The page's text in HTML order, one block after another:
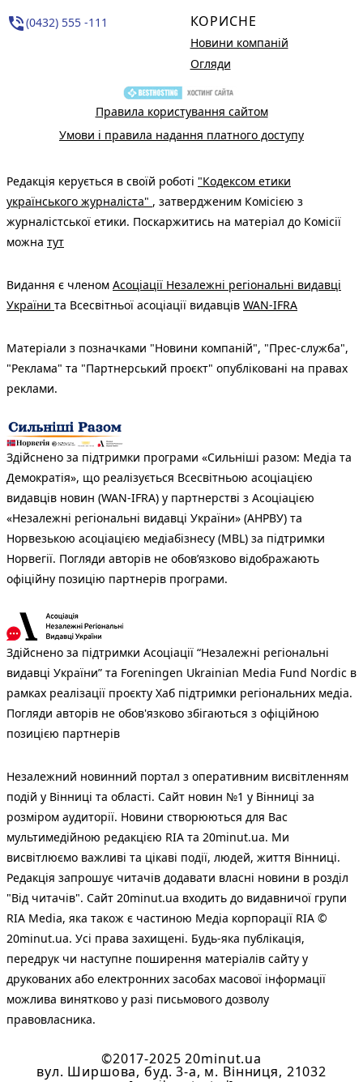
phone_in_talk(0432) 555 -111 КОРИСНЕ
Новини компаній
Огляди
Правила користування сайтом
Умови і правила надання платного доступу
Редакція керується в своїй роботі "Кодексом етики
українського журналіста" , затвердженим Комісією з
журналістської етики. Поскаржитись на матеріал до Комісії
можна тут
Видання є членом Асоціації Незалежні регіональні видавці
України та Всесвітньої асоціації видавців WAN-IFRA
Матеріали з позначками "Новини компаній", "Прес-служба",
"Реклама" та "Партнерський проєкт" опубліковані на правах
реклами.
Здійснено за підтримки програми «Сильніші разом: Медіа та
Демократія», що реалізується Всесвітньою асоціацією
видавців новин (WAN-IFRA) у партнерстві з Асоціацією
«Незалежні регіональні видавці України» (АНРВУ) та
Норвезькою асоціацією медіабізнесу (MBL) за підтримки
Норвегії. Погляди авторів не обов’язково відображають
офіційну позицію партнерів програми.
Здійснено за підтримки Асоціації “Незалежні регіональні
видавці України” та Foreningen Ukrainian Media Fund Nordic в
рамках реалізації проєкту Хаб підтримки регіональних медіа.
Погляди авторів не обов'язково збігаються з офіційною
позицією партнерів
Незалежний новинний портал з оперативним висвітленням
подій у Вінниці та області. Сайт новин №1 у Вінниці за
розміром аудиторії. Новини створюються для Вас
мультимедійною редакцією RIA та 20minut.ua. Ми
висвітлюємо важливі та цікаві події, людей, життя Вінниці.
Редакція запрошує читачів додавати власні новини в розділ
"Від читачів". Сайт 20minut.ua входить до видавничої групи
RIA Media, яка також є частиною Медіа корпорації RIA ©
20minut.ua. Усі права захищені. Будь-яка публiкацiя,
передрук чи наступне поширення матеріалів сайту у
друкованих або електронних засобах масової інформації
можлива винятково у разі письмового дозволу
правовласника.
©2017-2025 20minut.ua
вул. Ширшова, буд. 3-а, м. Вінниця, 21032